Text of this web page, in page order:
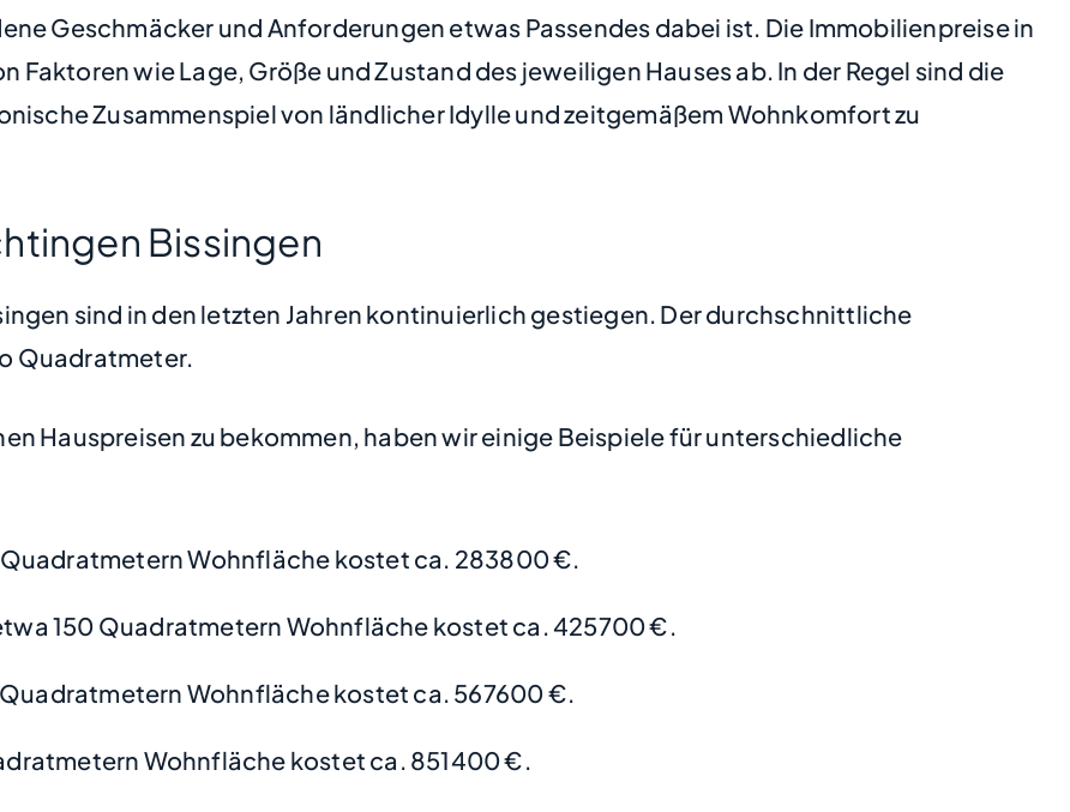
Geschmäcker und Anforderungen etwas Passendes dabei ist. Die Immobilienpreise in
Faktoren wie Lage, Größe und Zustand des jeweiligen Hauses ab. In der Regel sind die
Zusammenspiel von ländlicher Idylle und zeitgemäßem Wohnkomfort zu
Bissingen
sind in den letzten Jahren kontinuierlich gestiegen. Der durchschnittliche
Quadratmeter.
Hauspreisen zu bekommen, haben wir einige Beispiele für unterschiedliche
Wohnfläche kostet ca. 283800 €.
150 Quadratmetern Wohnfläche kostet ca. 425700 €.
Wohnfläche kostet ca. 567600 €.
Wohnfläche kostet ca. 851400 €.